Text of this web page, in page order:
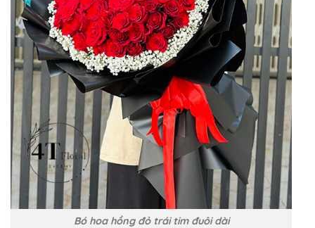
Bó hoa hồng đỏ trái tim đuôi dài